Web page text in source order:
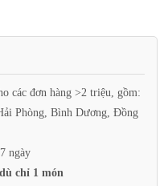
các đơn hàng >2 triệu, gồm:
Phòng, Bình Dương, Đồng
ngày
chỉ 1 món